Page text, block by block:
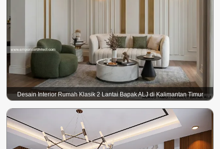
Desain Interior Rumah Klasik 2 Lantai Bapak ALJ di Kalimantan Timur